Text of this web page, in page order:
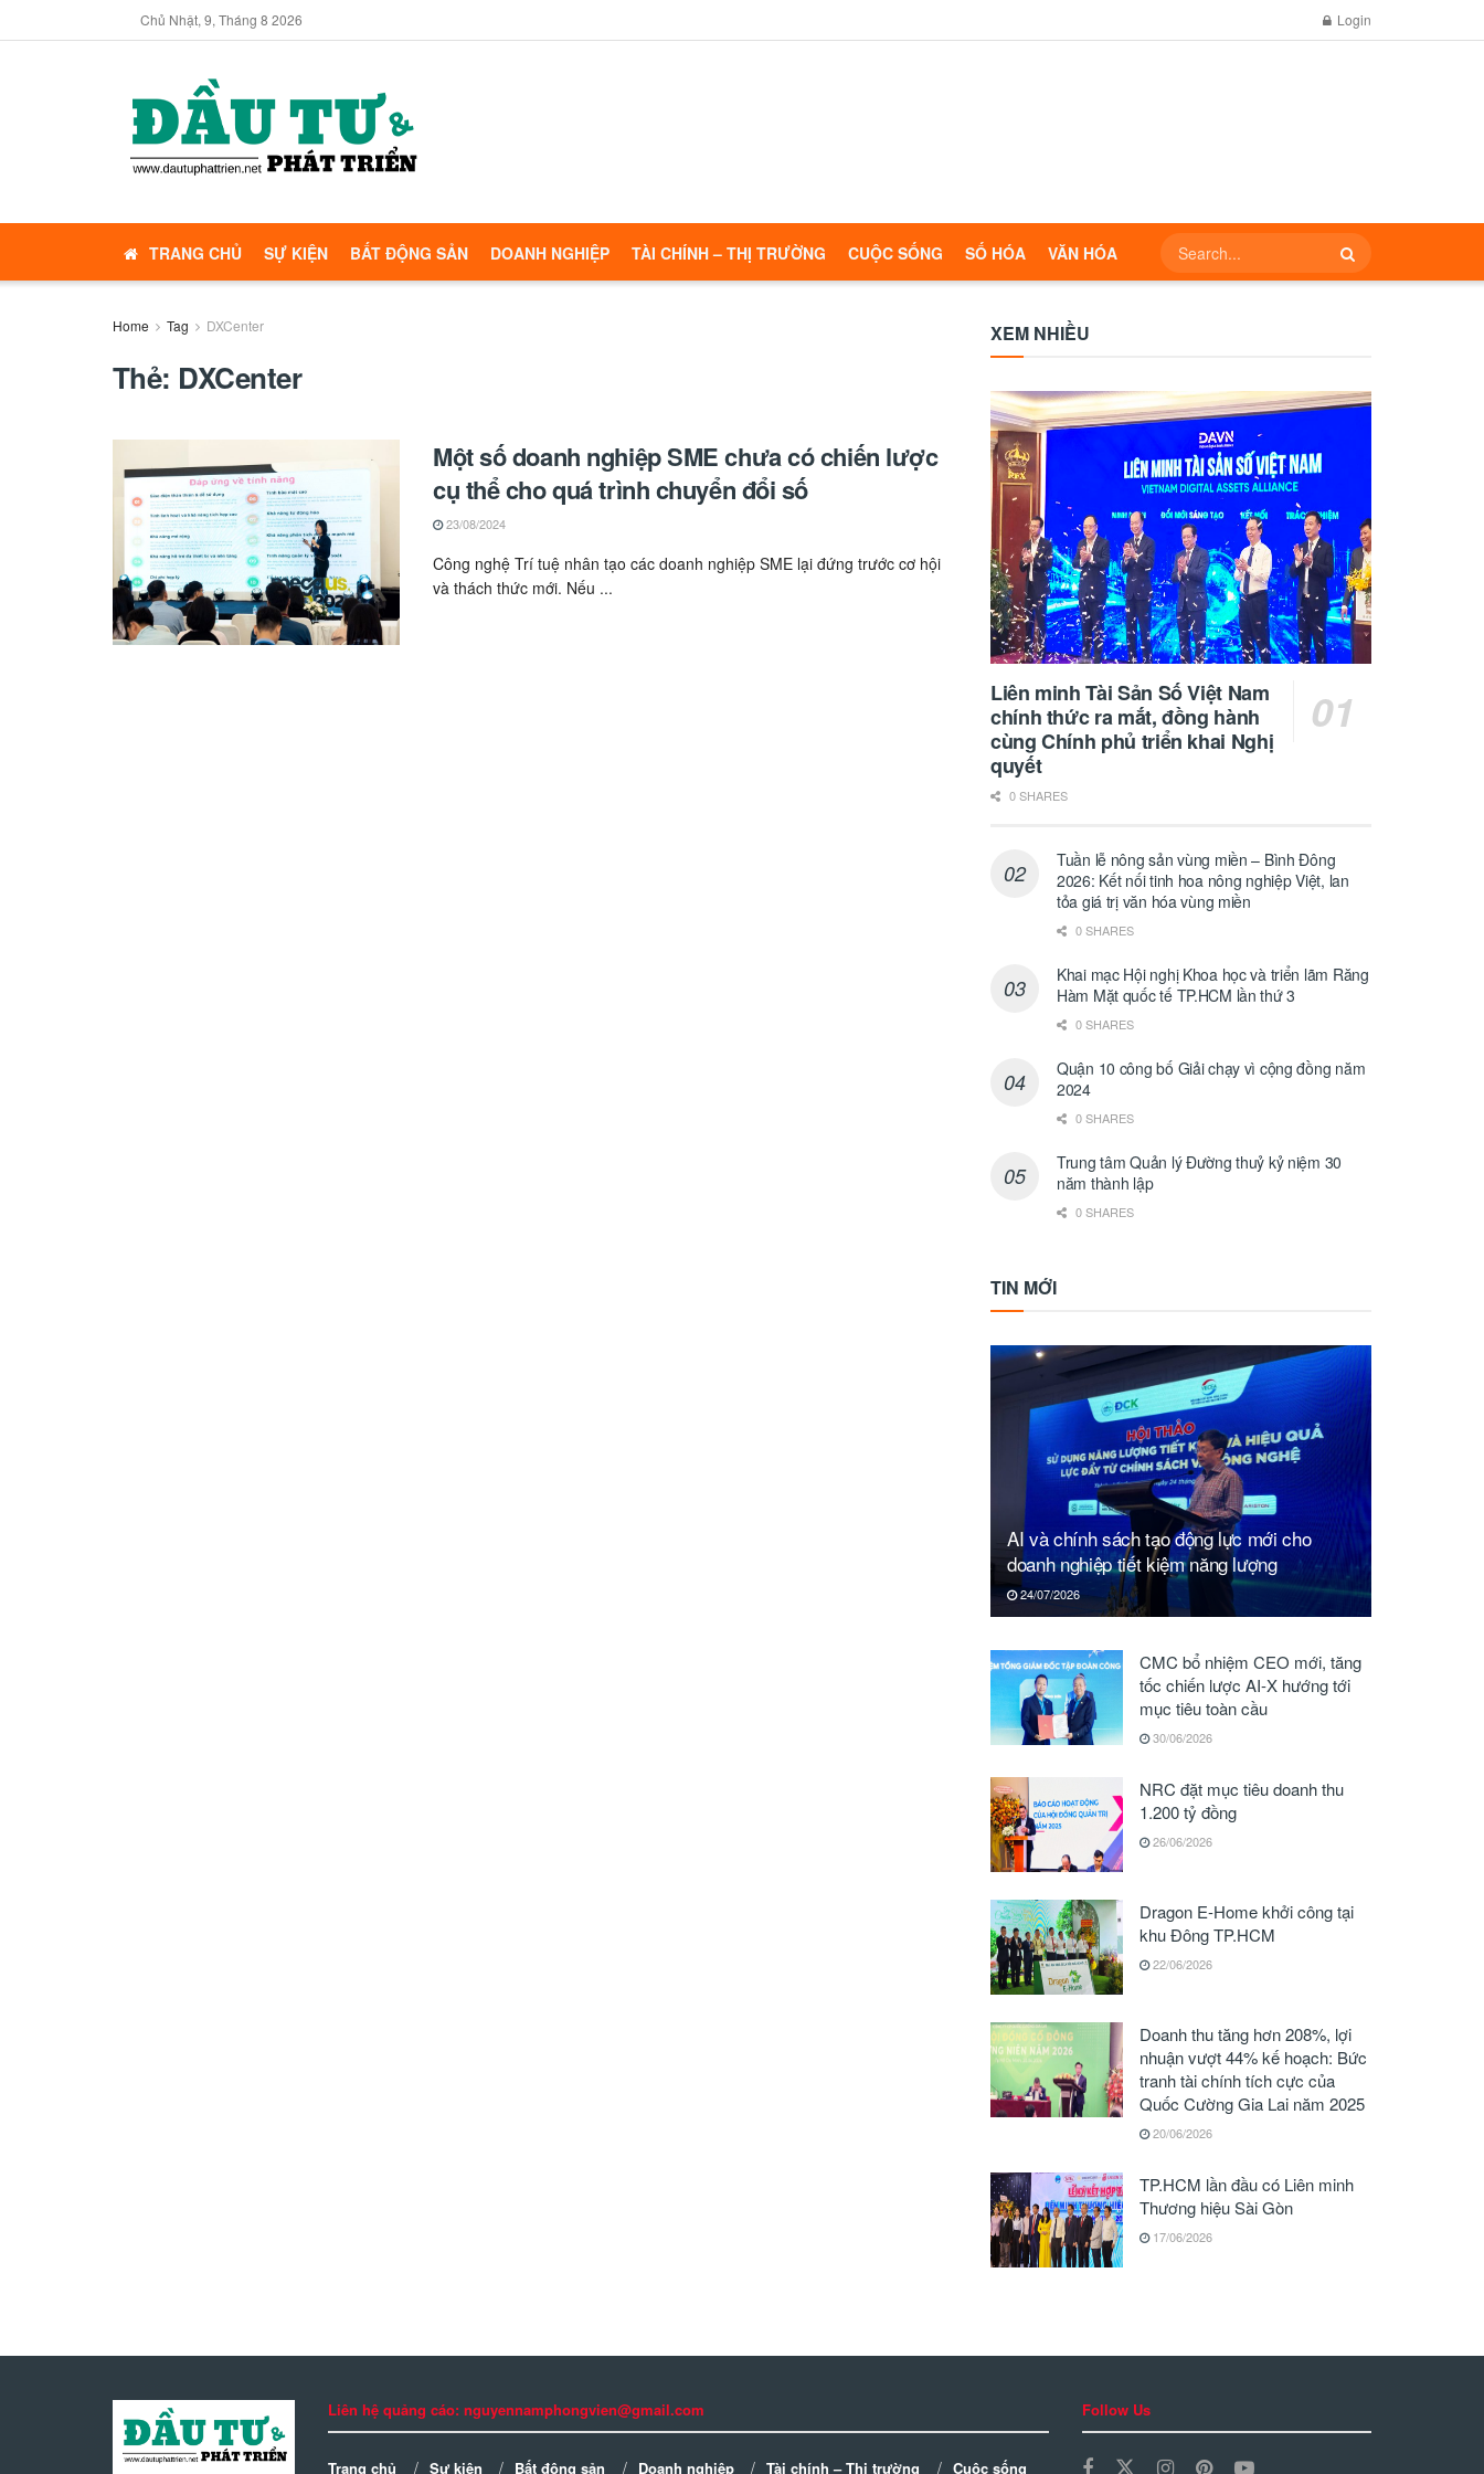
Chủ Nhật, 9, Tháng 8 2026 Login
TRANG CHỦ SỰ KIỆN BẤT ĐỘNG SẢN DOANH NGHIỆP TÀI CHÍNH – THỊ TRƯỜNG CUỘC SỐNG SỐ HÓA VĂN HÓA
Home Tag DXCenter
Thẻ: DXCenter
Một số doanh nghiệp SME chưa có chiến lược
cụ thể cho quá trình chuyển đổi số
23/08/2024
Công nghệ Trí tuệ nhân tạo các doanh nghiệp SME lại đứng trước cơ hội
và thách thức mới. Nếu ...
XEM NHIỀU
Liên minh Tài Sản Số Việt Nam
chính thức ra mắt, đồng hành
cùng Chính phủ triển khai Nghị
quyết
0 SHARES
Tuần lễ nông sản vùng miền – Bình Đông
2026: Kết nối tinh hoa nông nghiệp Việt, lan
tỏa giá trị văn hóa vùng miền
0 SHARES
Khai mạc Hội nghị Khoa học và triển lãm Răng
Hàm Mặt quốc tế TP.HCM lần thứ 3
0 SHARES
Quận 10 công bố Giải chạy vì cộng đồng năm
2024
0 SHARES
Trung tâm Quản lý Đường thuỷ kỷ niệm 30
năm thành lập
0 SHARES
TIN MỚI
AI và chính sách tạo động lực mới cho
doanh nghiệp tiết kiệm năng lượng
24/07/2026
CMC bổ nhiệm CEO mới, tăng
tốc chiến lược AI-X hướng tới
mục tiêu toàn cầu
30/06/2026
NRC đặt mục tiêu doanh thu
1.200 tỷ đồng
26/06/2026
Dragon E-Home khởi công tại
khu Đông TP.HCM
22/06/2026
Doanh thu tăng hơn 208%, lợi
nhuận vượt 44% kế hoạch: Bức
tranh tài chính tích cực của
Quốc Cường Gia Lai năm 2025
20/06/2026
TP.HCM lần đầu có Liên minh
Thương hiệu Sài Gòn
17/06/2026
Liên hệ quảng cáo: nguyennamphongvien@gmail.com
Trang chủ Sự kiện Bất động sản Doanh nghiệp Tài chính – Thị trường Cuộc sống
Follow Us